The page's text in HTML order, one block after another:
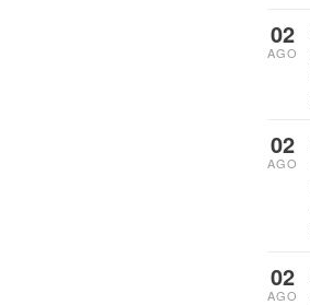
02
AGO
02
AGO
02
AGO